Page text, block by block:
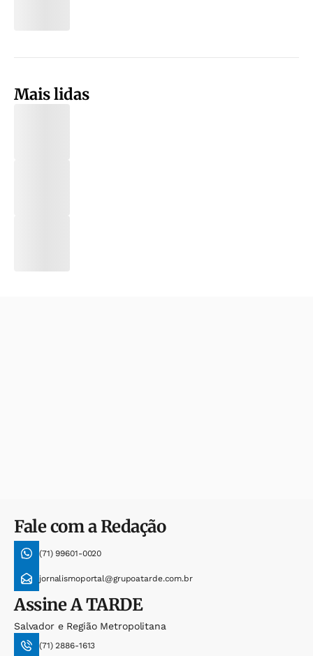
Mais lidas
Fale com a Redação
(71) 99601-0020
jornalismoportal@grupoatarde.com.br
AssineA TARDE
Salvador e Região Metropolitana
(71) 2886-1613